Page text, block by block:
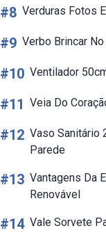
#8 Verduras Fotos
#9 Verbo Brincar
#10 Ventilador
#11 Veia Do
#12 Vaso Sanitário
Parede
#13 Vantagens Da
Renovável
#14 Vale Sorvete